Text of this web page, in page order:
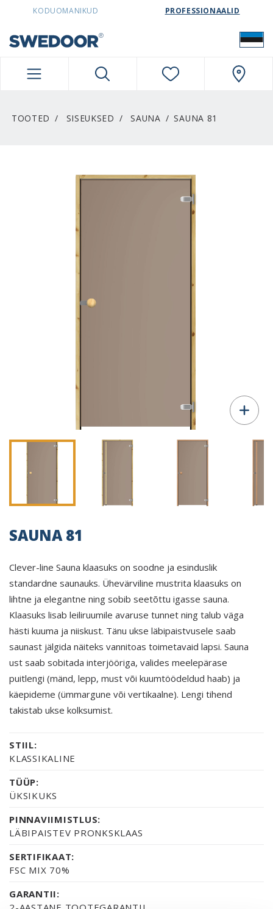
SWEDOORESTONIA NAVIGATION
KODUOMANIKUD PROFESSIONAALID
TOOTED SISEUKSED SAUNA SAUNA 81
SAUNA 81
Clever-line Sauna klaasuks on soodne ja esinduslik
standardne saunauks. Ühevärviline mustrita klaasuks on
lihtne ja elegantne ning sobib seetõttu igasse sauna.
Klaasuks lisab leiliruumile avaruse tunnet ning talub väga
hästi kuuma ja niiskust. Tänu ukse läbipaistvusele saab
saunast jälgida näiteks vannitoas toimetavaid lapsi. Sauna
ust saab sobitada interjööriga, valides meelepärase
puitlengi (mänd, lepp, must või kuumtöödeldud haab) ja
käepideme (ümmargune või vertikaalne). Lengi tihend
takistab ukse kolksumist.
STIIL:
KLASSIKALINE
TÜÜP:
ÜKSIKUKS
PINNAVIIMISTLUS:
LÄBIPAISTEV PRONKSKLAAS
SERTIFIKAAT:
FSC MIX 70%
GARANTII: